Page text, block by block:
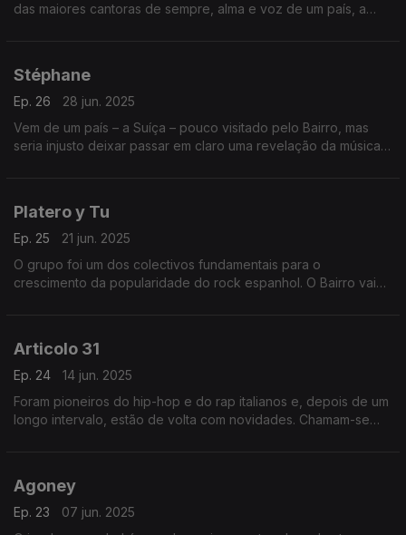
das maiores cantoras de sempre, alma e voz de um país, a
Stéphane
Ep. 26
28 jun. 2025
Vem de um país – a Suíça – pouco visitado pelo Bairro, mas
seria injusto deixar passar em claro uma revelação da música
Platero y Tu
Ep. 25
21 jun. 2025
O grupo foi um dos colectivos fundamentais para o
crescimento da popularidade do rock espanhol. O Bairro vai
Articolo 31
Ep. 24
14 jun. 2025
Foram pioneiros do hip-hop e do rap italianos e, depois de um
longo intervalo, estão de volta com novidades. Chamam-se
Agoney
Ep. 23
07 jun. 2025